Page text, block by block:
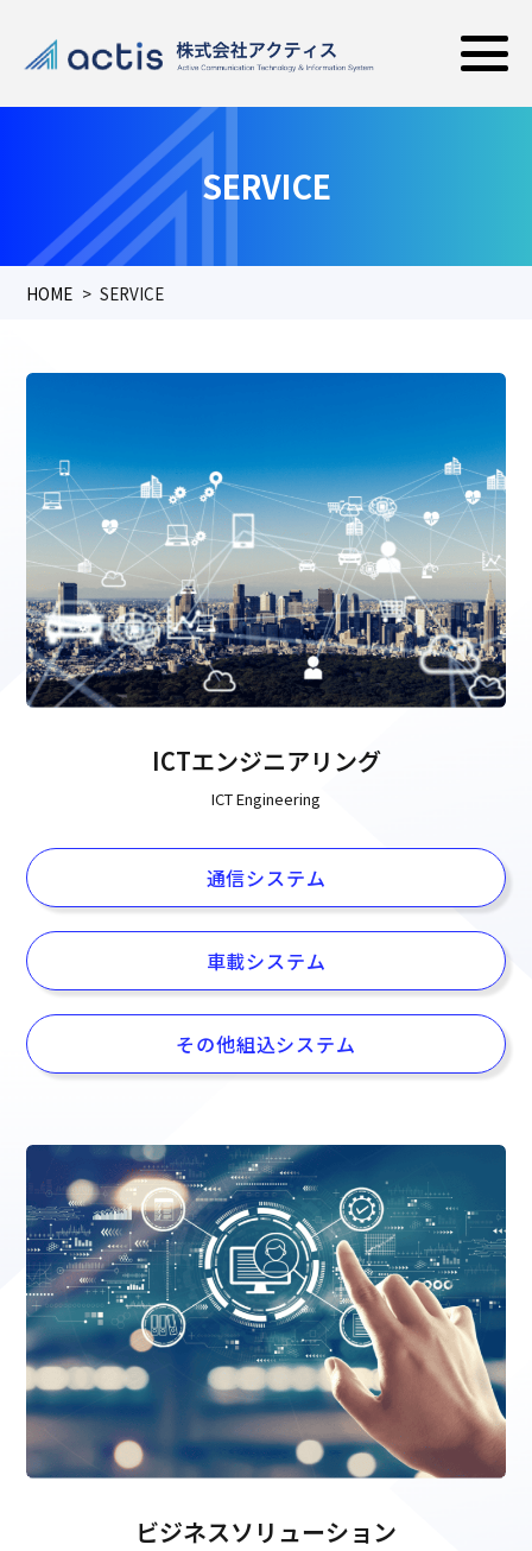
SERVICE
HOME SERVICE
サ
ビ
ス
TOP
ICTエンジニアリング
ICT Engineering
通信システム
車載システム
その他組込システム
ビジネスソリューション